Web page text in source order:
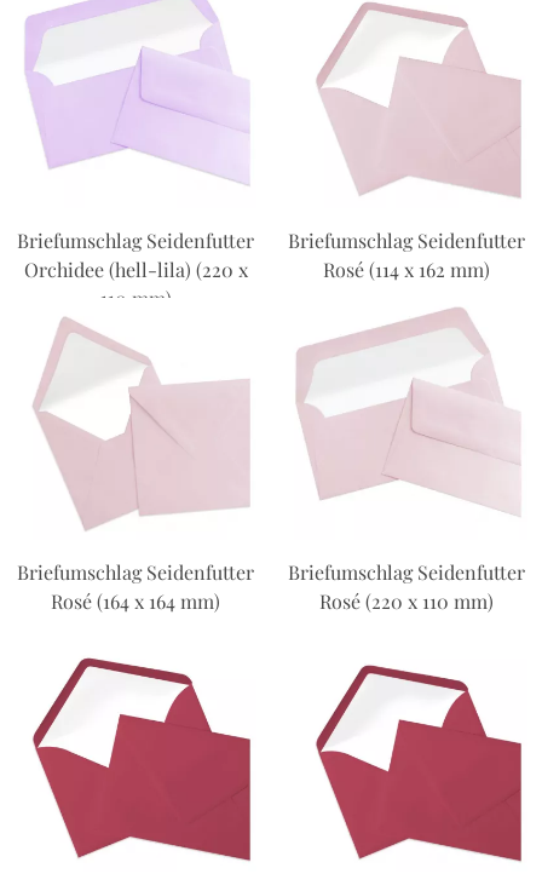
Briefumschlag Seidenfutter
Orchidee (hell-lila) (220 x
110 mm)
Briefumschlag Seidenfutter
Rosé (114 x 162 mm)
Briefumschlag Seidenfutter
Rosé (164 x 164 mm)
Briefumschlag Seidenfutter
Rosé (220 x 110 mm)